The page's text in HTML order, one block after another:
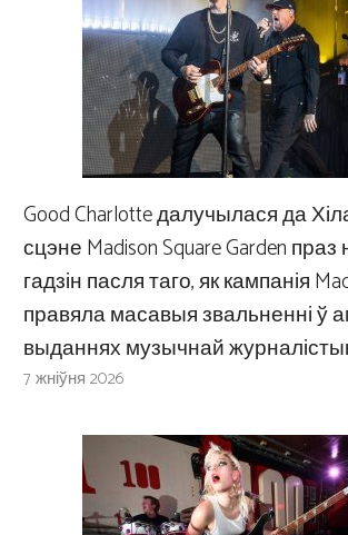
Good Charlotte далучылася да
сцэне Madison Square Garden праз
гадзін пасля таго, як кампанія
правяла масавыя звальненні ў
выданнях музычнай
7 жніўня 2026